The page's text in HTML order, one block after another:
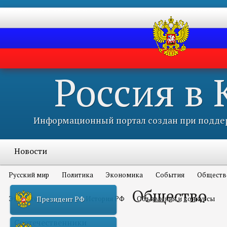
Россия в
Информационный портал создан при
Новости
Русский мир Политика Экономика События
Это интересно всем История РФ Объявления и конкурсы
Соотечественники
Президент РФ Общество